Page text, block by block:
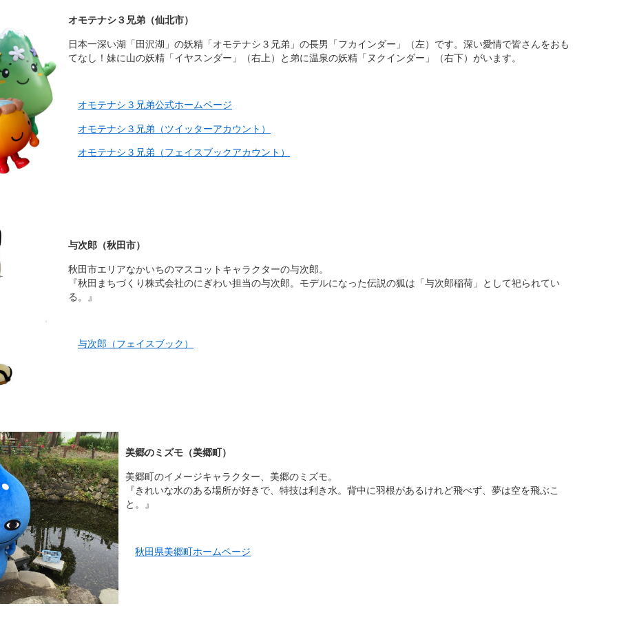
オモテナシ３兄弟（仙北市）
日本一深い湖「田沢湖」の妖精「オモテナシ３兄弟」の長男「フカインダー」（左）です。深い愛情で皆さんをおも
てなし！妹に山の妖精「イヤスンダー」（右上）と弟に温泉の妖精「ヌクインダー」（右下）がいます。
オモテナシ３兄弟公式ホームページ
オモテナシ３兄弟（ツイッターアカウント）
オモテナシ３兄弟（フェイスブックアカウント）
与次郎（秋田市）
秋田市エリアなかいちのマスコットキャラクターの与次郎。
『秋田まちづくり株式会社のにぎわい担当の与次郎。モデルになった伝説の狐は「与次郎稲荷」として祀られてい
る。』
与次郎（フェイスブック）
美郷のミズモ（美郷町）
美郷町のイメージキャラクター、美郷のミズモ。
『きれいな水のある場所が好きで、特技は利き水。背中に羽根があるけれど飛べず、夢は空を飛ぶこ
と。』
秋田県美郷町ホームページ